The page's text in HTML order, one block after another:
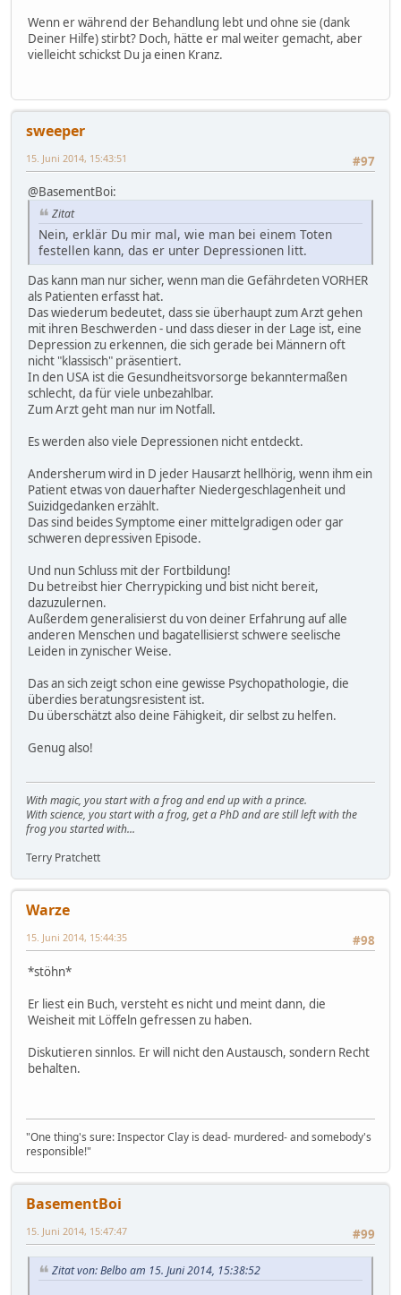
Wenn er während der Behandlung lebt und ohne sie (dank
Deiner Hilfe) stirbt? Doch, hätte er mal weiter gemacht, aber
vielleicht schickst Du ja einen Kranz.
sweeper
#97
15. Juni 2014, 15:43:51
@BasementBoi:
Zitat
Nein, erklär Du mir mal, wie man bei einem Toten
festellen kann, das er unter Depressionen litt.
Das kann man nur sicher, wenn man die Gefährdeten VORHER
als Patienten erfasst hat.
Das wiederum bedeutet, dass sie überhaupt zum Arzt gehen
mit ihren Beschwerden - und dass dieser in der Lage ist, eine
Depression zu erkennen, die sich gerade bei Männern oft
nicht "klassisch" präsentiert.
In den USA ist die Gesundheitsvorsorge bekanntermaßen
schlecht, da für viele unbezahlbar.
Zum Arzt geht man nur im Notfall.
Es werden also viele Depressionen nicht entdeckt.
Andersherum wird in D jeder Hausarzt hellhörig, wenn ihm ein
Patient etwas von dauerhafter Niedergeschlagenheit und
Suizidgedanken erzählt.
Das sind beides Symptome einer mittelgradigen oder gar
schweren depressiven Episode.
Und nun Schluss mit der Fortbildung!
Du betreibst hier Cherrypicking und bist nicht bereit,
dazuzulernen.
Außerdem generalisierst du von deiner Erfahrung auf alle
anderen Menschen und bagatellisierst schwere seelische
Leiden in zynischer Weise.
Das an sich zeigt schon eine gewisse Psychopathologie, die
überdies beratungsresistent ist.
Du überschätzt also deine Fähigkeit, dir selbst zu helfen.
Genug also!
With magic, you start with a frog and end up with a prince.
With science, you start with a frog, get a PhD and are still left with the
frog you started with...
Terry Pratchett
Warze
#98
15. Juni 2014, 15:44:35
*stöhn*
Er liest ein Buch, versteht es nicht und meint dann, die
Weisheit mit Löffeln gefressen zu haben.
Diskutieren sinnlos. Er will nicht den Austausch, sondern Recht
behalten.
"One thing's sure: Inspector Clay is dead- murdered- and somebody's
responsible!"
BasementBoi
#99
15. Juni 2014, 15:47:47
Zitat von: Belbo am 15. Juni 2014, 15:38:52